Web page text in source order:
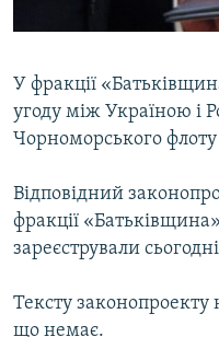
КРИМ РЕАЛІЇ
РУС
УКР
КТАТ
ДОЛУЧАЙСЯ!
У фракції
угоду між Україною і
Чорноморського флоту
Відповідний
фракції
зареєстрували
Тексту законопроекту
що немає.